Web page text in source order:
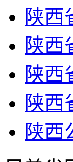
陕西
陕西
陕西
陕西
陕西